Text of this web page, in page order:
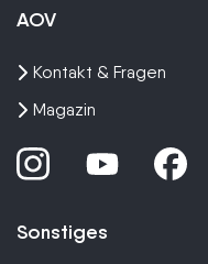
AOV
Kontakt & Fragen
Magazin
Sonstiges